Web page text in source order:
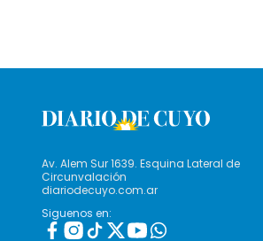
Av. Alem Sur 1639. Esquina Lateral de
Circunvalación
diariodecuyo.com.ar
Siguenos en: